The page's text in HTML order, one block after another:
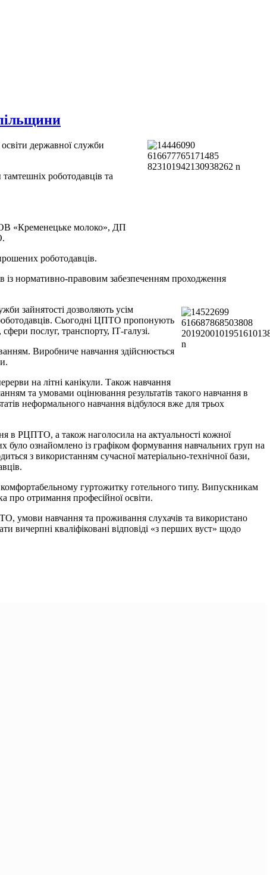
державної служби
роботодавців та
«Кременецьке молоко», ДП
роботодавців.
із нормативно-правовим забезпеченням проходження
зайнятості дозволяють усім
Сьогодні ЦПТО пропонують
послуг, транспорту, ІТ-галузі.
Виробниче навчання здійснюється
на літні канікули. Також навчання
та умовами оцінювання результатів такого навчання в
неформального навчання відбулося вже для трьох
в РЦПТО, а також наголосила на актуальності кожної
було ознайомлено із графіком формування навчальних груп на
з використанням сучасної матеріально-технічної бази,
гуртожитку готельного типу. Випускникам
про отримання професійної освіти.
умови навчання та проживання слухачів та використано
вичерпні кваліфіковані відповіді «з перших вуст» щодо